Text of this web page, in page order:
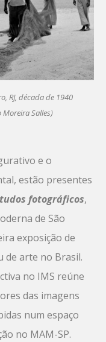
RJ, década de 1940
Salles)
e o
estão presentes
fotográficos,
de São
exposição de
de arte no Brasil.
no IMS reúne
das imagens
num espaço
no MAM-SP.